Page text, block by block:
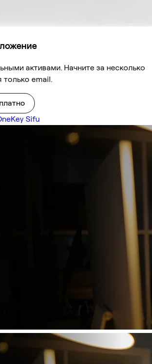
активами. Начните за несколько
только email.
Sifu